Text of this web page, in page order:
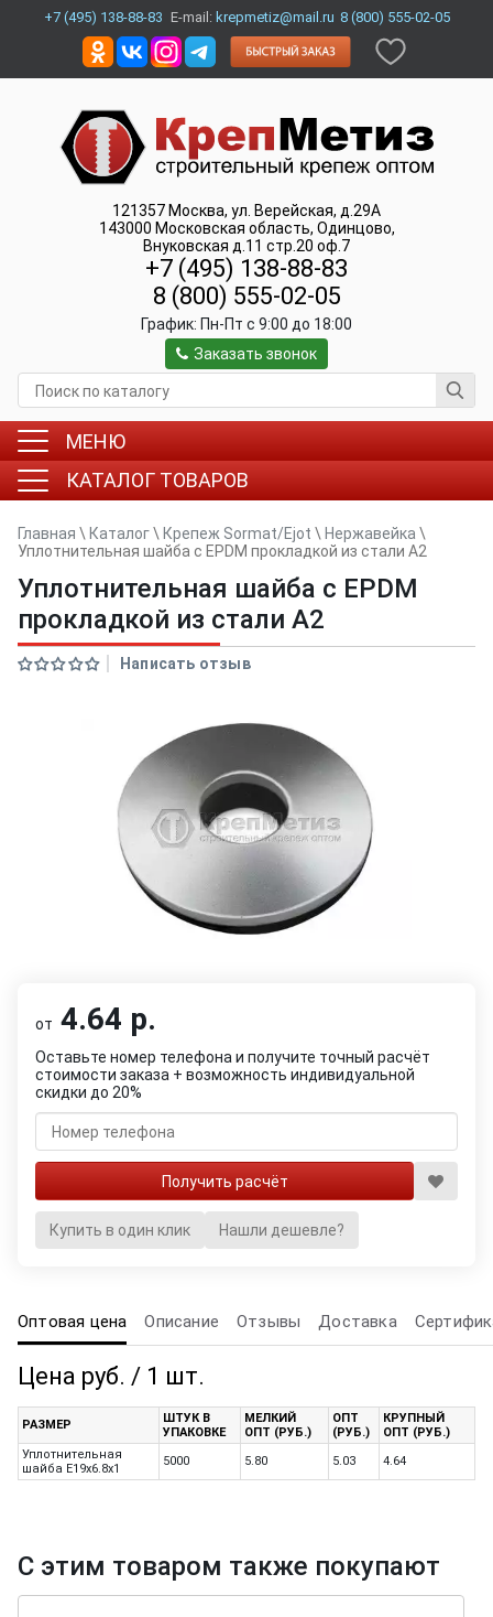
+7 (495) 138-88-83 E-mail: krepmetiz@mail.ru 8 (800) 555-02-05
121357 Москва, ул. Верейская, д.29А
143000 Московская область, Одинцово,
Внуковская д.11 стр.20 оф.7
+7 (495) 138-88-83
8 (800) 555-02-05
График: Пн-Пт c 9:00 до 18:00
Заказать звонок
МЕНЮ
КАТАЛОГ ТОВАРОВ
Главная \ Каталог\ Крепеж Sormat/Ejot \ Нержавейка \
Уплотнительная шайба с EPDM прокладкой из стали А2
Уплотнительная шайба с EPDM
прокладкой из стали А2
Написать отзыв
от 4.64 р.
Оставьте номер телефона и получите точный расчёт
стоимости заказа + возможность индивидуальной
скидки до 20%
Купить в один клик Нашли дешевле?
Оптовая цена Описание Отзывы Доставка
Цена руб. / 1 шт.
РАЗМЕР
ШТУК В
УПАКОВКЕ
МЕЛКИЙ
ОПТ (РУБ.)
ОПТ
(РУБ.)
КРУПНЫЙ
ОПТ (РУБ.)
Уплотнительная
шайба E19x6.8x1
5000 5.80 5.03 4.64
С этим товаром также покупают